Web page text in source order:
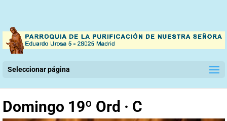
Seleccionar página
Domingo 19º Ord · C